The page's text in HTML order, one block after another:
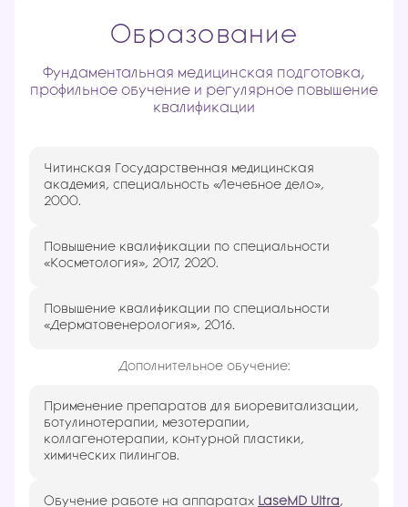
Образование
Фундаментальная медицинская подготовка,
профильное обучение и регулярное повышение
квалификации
Читинская Государственная медицинская
академия, специальность «Лечебное дело»,
2000.
Повышение квалификации по специальности
«Косметология», 2017, 2020.
Повышение квалификации по специальности
«Дерматовенерология», 2016.
Дополнительное обучение:
Применение препаратов для биоревитализации,
ботулинотерапии, мезотерапии,
коллагенотерапии, контурной пластики,
химических пилингов.
Обучение работе на аппаратах LaseMD Ultra,